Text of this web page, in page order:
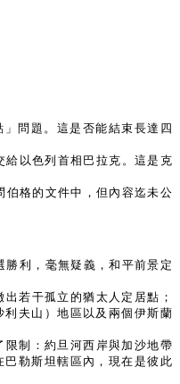
問題。這是否能結束長達四
以色列首相巴拉克。這是克
格的文件中，但內容迄未公
利，毫無疑義，和平前景定
若干孤立的猶太人定居點；
夫山）地區以及兩個伊斯蘭
制：約旦河西岸與加沙地帶
勒斯坦轄區內，現在是彼此